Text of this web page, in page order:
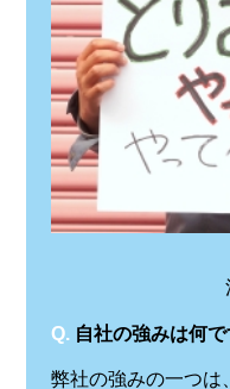
Q. 自社の強みは何
弊社の強みの一つは